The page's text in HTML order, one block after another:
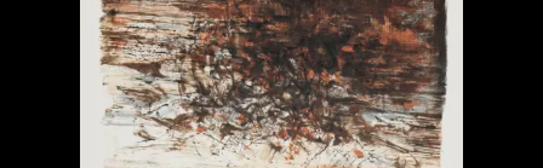
关于M+藏品
探索世界顶级的二十及二十一世纪视觉
文化藏品。